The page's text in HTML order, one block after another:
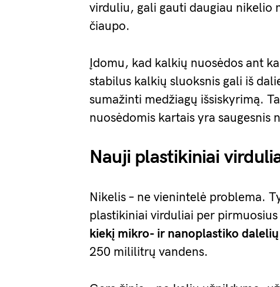
virduliu, gali gauti daugiau nikelio
čiaupo.
Įdomu, kad kalkių nuosėdos ant
stabilus kalkių sluoksnis gali iš
sumažinti medžiagų išsiskyrimą.
nuosėdomis kartais yra saugesnis
Nauji plastikiniai
Nikelis – ne vienintelė problema.
plastikiniai virduliai per
kiekį mikro- ir nanoplastiko dalelių
250 mililitrų vandens.